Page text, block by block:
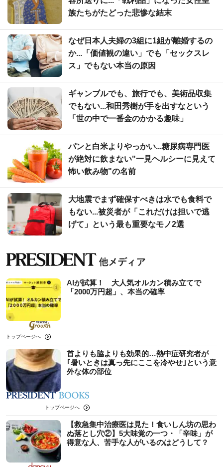
族たちがたどった悲惨な結末
なぜ日本人夫婦の3組に1組が離婚するの
か...「価値観の違い」でも「セックスレ
ス」でもない本当の原因
ギャンブルでも、旅行でも、美術品収集
でもない...和田秀樹が手を出すなという
「世の中で一番金のかかる趣味」
パンと白米よりやっかい...糖尿病専門医
が絶対に飲まない"一見ヘルシーに見えて
怖い飲み物"の名前
大地震でまず確保すべきは水でも食料で
もない...被災者が「これだけは担いで逃
げて」という最も重要なモノ2選
AIが試算！ 大人気オルカン積み立てで
「2000万円超」、本当の確率
トップページへ
首よりも脇よりも効果的…熱中症研究者が
｢暑いときは真っ先にここを冷やせ｣という意
外な体の部位
トップページへ
【救急集中治療医は見た！食いしん坊の思わ
ぬ落とし穴②】5大味覚の一つ・「辛味」が
得意な人、苦手な人がいるのはどうして？